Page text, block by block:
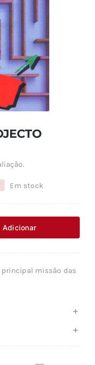
Em stock
Adicionar
missão das